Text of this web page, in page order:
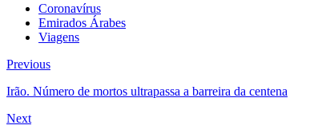
Coronavírus
Emirados Árabes
Viagens
Previous
Irão. Número de mortos ultrapassa a barreira da centena
Next